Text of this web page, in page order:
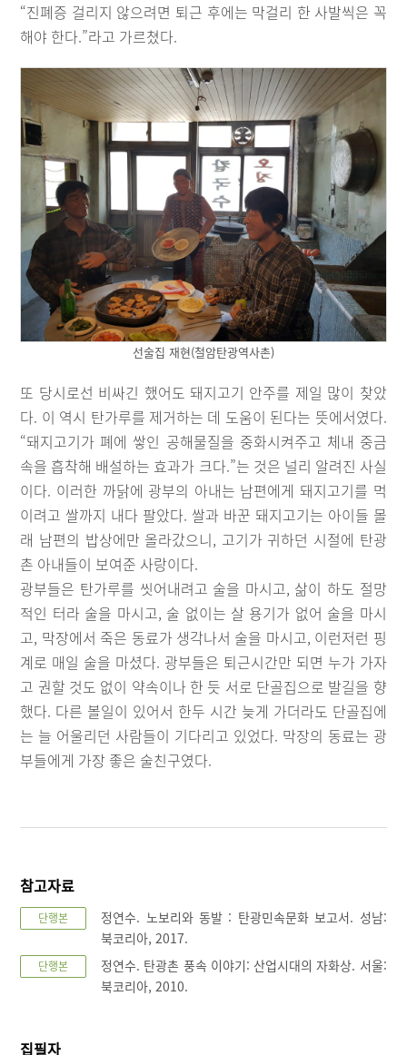
“진폐증 걸리지 않으려면 퇴근 후에는 막걸리 한 사발씩은 꼭
해야 한다.”라고 가르쳤다.
선술집 재현(철암탄광역사촌)
또 당시로선 비싸긴 했어도 돼지고기 안주를 제일 많이 찾았
다. 이 역시 탄가루를 제거하는 데 도움이 된다는 뜻에서였다.
“돼지고기가 폐에 쌓인 공해물질을 중화시켜주고 체내 중금
속을 흡착해 배설하는 효과가 크다.”는 것은 널리 알려진 사실
이다. 이러한 까닭에 광부의 아내는 남편에게 돼지고기를 먹
이려고 쌀까지 내다 팔았다. 쌀과 바꾼 돼지고기는 아이들 몰
래 남편의 밥상에만 올라갔으니, 고기가 귀하던 시절에 탄광
촌 아내들이 보여준 사랑이다.
광부들은 탄가루를 씻어내려고 술을 마시고, 삶이 하도 절망
적인 터라 술을 마시고, 술 없이는 살 용기가 없어 술을 마시
고, 막장에서 죽은 동료가 생각나서 술을 마시고, 이런저런 핑
계로 매일 술을 마셨다. 광부들은 퇴근시간만 되면 누가 가자
고 권할 것도 없이 약속이나 한 듯 서로 단골집으로 발길을 향
했다. 다른 볼일이 있어서 한두 시간 늦게 가더라도 단골집에
는 늘 어울리던 사람들이 기다리고 있었다. 막장의 동료는 광
부들에게 가장 좋은 술친구였다.
참고자료
단행본
정연수. 노보리와 동발 : 탄광민속문화 보고서. 성남:
북코리아, 2017.
단행본
정연수. 탄광촌 풍속 이야기: 산업시대의 자화상. 서울:
북코리아, 2010.
집필자